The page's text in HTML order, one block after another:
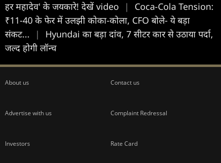
हर महादेव' के जयकारे! देखें video
|
Coca-Cola Tension:
₹11-40 के फेर में उलझी कोका-कोला, CFO बोले- ये बड़ा
संकट...
|
Hyundai का बड़ा दांव, 7 सीटर कार से उठाया पर्दा,
जल्द होगी लॉन्च
About us Contact us
Advertise with us Complaint Redressal
Investors Rate Card